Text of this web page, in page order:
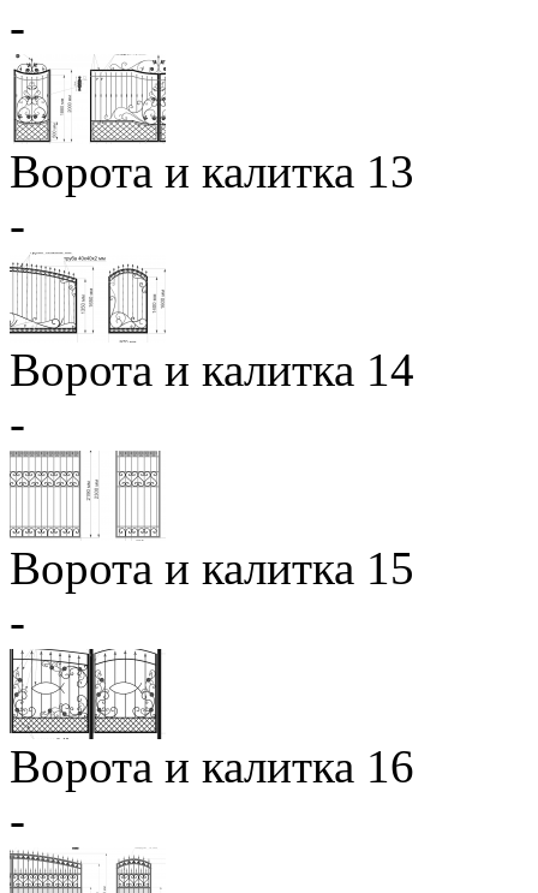
-
Ворота и калитка 13
-
Ворота и калитка 14
-
Ворота и калитка 15
-
Ворота и калитка 16
-